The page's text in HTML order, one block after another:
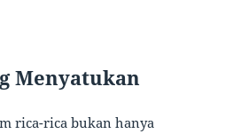
Menyatukan
rica-rica bukan hanya